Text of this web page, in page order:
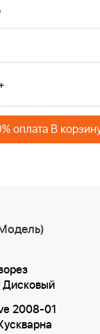
оплата В
Дисковый
2008-01